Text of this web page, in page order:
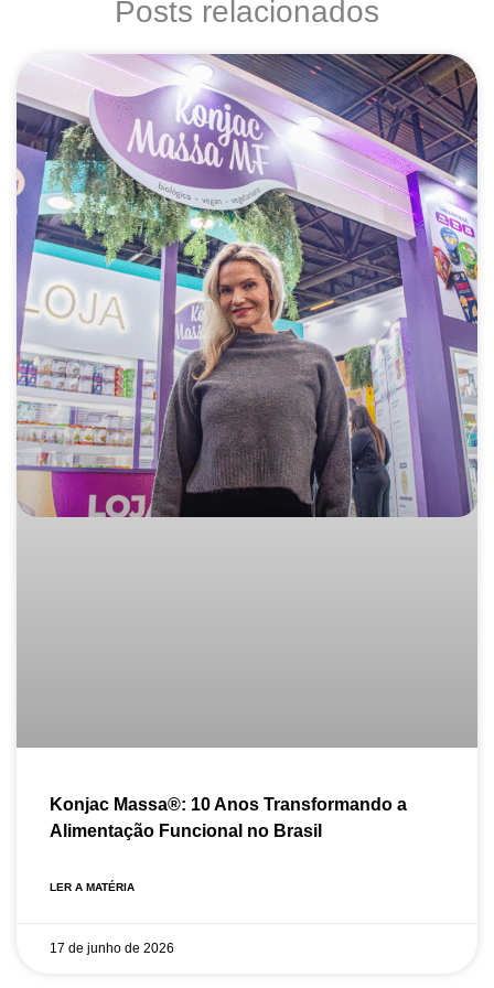
Posts relacionados
Konjac Massa®: 10 Anos Transformando a
Alimentação Funcional no Brasil
LER A MATÉRIA
17 de junho de 2026